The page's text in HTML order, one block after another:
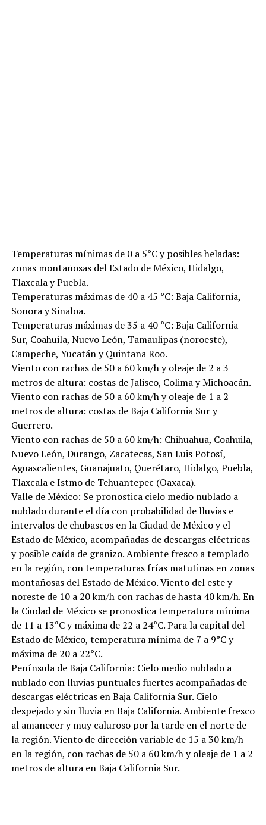
Temperaturas mínimas de 0 a 5°C y posibles heladas:
zonas montañosas del Estado de México, Hidalgo,
Tlaxcala y Puebla.
Temperaturas máximas de 40 a 45 °C: Baja California,
Sonora y Sinaloa.
Temperaturas máximas de 35 a 40 °C: Baja California
Sur, Coahuila, Nuevo León, Tamaulipas (noroeste),
Campeche, Yucatán y Quintana Roo.
Viento con rachas de 50 a 60 km/h y oleaje de 2 a 3
metros de altura: costas de Jalisco, Colima y Michoacán.
Viento con rachas de 50 a 60 km/h y oleaje de 1 a 2
metros de altura: costas de Baja California Sur y
Guerrero.
Viento con rachas de 50 a 60 km/h: Chihuahua, Coahuila,
Nuevo León, Durango, Zacatecas, San Luis Potosí,
Aguascalientes, Guanajuato, Querétaro, Hidalgo, Puebla,
Tlaxcala e Istmo de Tehuantepec (Oaxaca).
Valle de México: Se pronostica cielo medio nublado a
nublado durante el día con probabilidad de lluvias e
intervalos de chubascos en la Ciudad de México y el
Estado de México, acompañadas de descargas eléctricas
y posible caída de granizo. Ambiente fresco a templado
en la región, con temperaturas frías matutinas en zonas
montañosas del Estado de México. Viento del este y
noreste de 10 a 20 km/h con rachas de hasta 40 km/h. En
la Ciudad de México se pronostica temperatura mínima
de 11 a 13°C y máxima de 22 a 24°C. Para la capital del
Estado de México, temperatura mínima de 7 a 9°C y
máxima de 20 a 22°C.
Península de Baja California: Cielo medio nublado a
nublado con lluvias puntuales fuertes acompañadas de
descargas eléctricas en Baja California Sur. Cielo
despejado y sin lluvia en Baja California. Ambiente fresco
al amanecer y muy caluroso por la tarde en el norte de
la región. Viento de dirección variable de 15 a 30 km/h
en la región, con rachas de 50 a 60 km/h y oleaje de 1 a 2
metros de altura en Baja California Sur.